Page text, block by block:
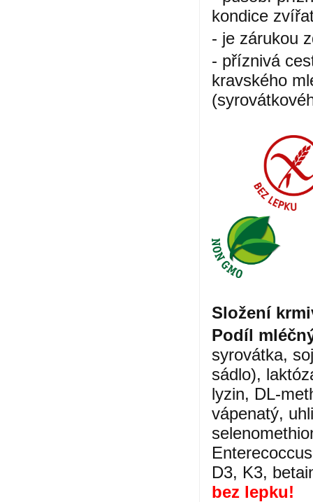
kondice
- je zárukou
- příznivá
kravského
Složení
Podíl
syrovátka,
sádlo),
lyzin, DL-
vápenatý,
D3, K3,
bez lepku!